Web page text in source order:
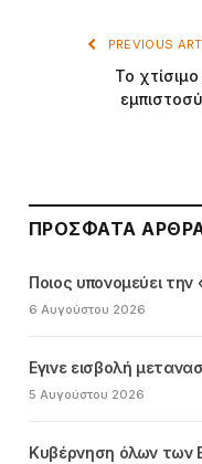
PREVIOUS
Το
ΠΡΌΣΦΑΤΑ
Ποιος υπονομεύει την
6 Αυγούστου 2026
Εγινε εισβολή
5 Αυγούστου 2026
Κυβέρνηση όλων των